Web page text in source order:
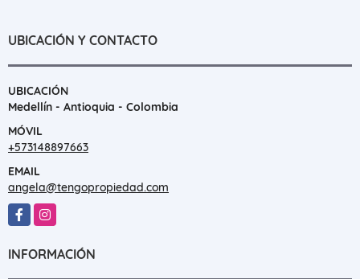
UBICACIÓN Y CONTACTO
UBICACIÓN
Medellín - Antioquia - Colombia
MÓVIL
+573148897663
EMAIL
angela@tengopropiedad.com
FacebookInstagram
INFORMACIÓN